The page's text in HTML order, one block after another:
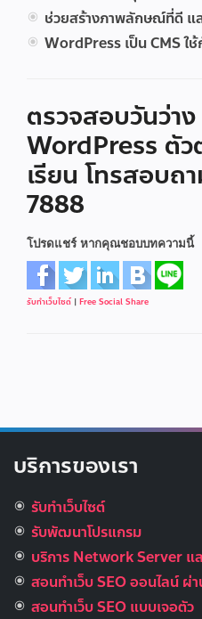
ช่วยสร้างภาพลักษณ์ที่ดี แ
WordPress เป็น CMS ใ
ตรวจสอบวันว่าง
WordPress ตั
เรียน โทรสอบ
7888
โปรดแชร์ หากคุณชอบบทความนี้
รับทำเว็บไซต์ | Free Social Share
บริการของเรา
รับทำเว็บไซต์
รับพัฒนาโปรแกรม
บริการ Network Server
สอนทำเว็บ SEO ออนไลน์ ผ่
สอนทำเว็บ SEO แบบเจอตัว